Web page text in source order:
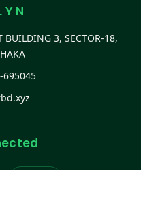
Y N
BUILDING 3, SECTOR-18,
695045